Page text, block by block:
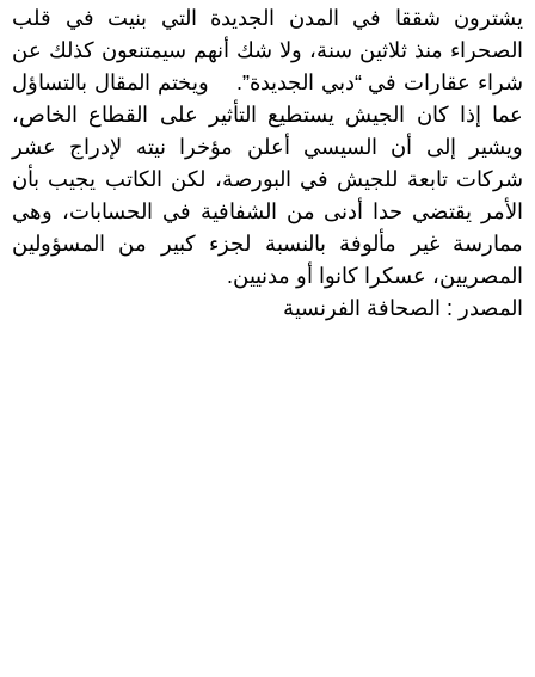
يشترون شققا في المدن الجديدة التي بنيت في قلب
الصحراء منذ ثلاثين سنة، ولا شك أنهم سيمتنعون كذلك عن
شراء عقارات في “دبي الجديدة”. ويختم المقال بالتساؤل
عما إذا كان الجيش يستطيع التأثير على القطاع الخاص،
ويشير إلى أن السيسي أعلن مؤخرا نيته لإدراج عشر
شركات تابعة للجيش في البورصة، لكن الكاتب يجيب بأن
الأمر يقتضي حدا أدنى من الشفافية في الحسابات، وهي
ممارسة غير مألوفة بالنسبة لجزء كبير من المسؤولين
المصريين، عسكرا كانوا أو مدنيين.
المصدر : الصحافة الفرنسية